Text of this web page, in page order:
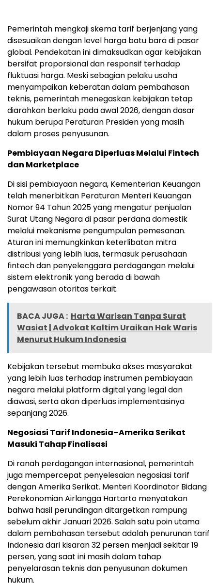
Pemerintah mengkaji skema tarif berjenjang yang
disesuaikan dengan level harga batu bara di pasar
global. Pendekatan ini dimaksudkan agar kebijakan
bersifat proporsional dan responsif terhadap
fluktuasi harga. Meski sebagian pelaku usaha
menyampaikan keberatan dalam pembahasan
teknis, pemerintah menegaskan kebijakan tetap
diarahkan berlaku pada awal 2026, dengan dasar
hukum berupa Peraturan Presiden yang masih
dalam proses penyusunan.
Pembiayaan Negara Diperluas Melalui Fintech
dan Marketplace
Di sisi pembiayaan negara, Kementerian Keuangan
telah menerbitkan Peraturan Menteri Keuangan
Nomor 94 Tahun 2025 yang mengatur penjualan
Surat Utang Negara di pasar perdana domestik
melalui mekanisme pengumpulan pemesanan.
Aturan ini memungkinkan keterlibatan mitra
distribusi yang lebih luas, termasuk perusahaan
fintech dan penyelenggara perdagangan melalui
sistem elektronik yang berada di bawah
pengawasan otoritas terkait.
BACA JUGA : Harta Warisan Tanpa Surat
Wasiat | Advokat Kaltim Uraikan Hak Waris
Menurut Hukum Indonesia
Kebijakan tersebut membuka akses masyarakat
yang lebih luas terhadap instrumen pembiayaan
negara melalui platform digital yang legal dan
diawasi, serta akan diperluas implementasinya
sepanjang 2026.
Negosiasi Tarif Indonesia–Amerika Serikat
Masuki Tahap Finalisasi
Di ranah perdagangan internasional, pemerintah
juga mempercepat penyelesaian negosiasi tarif
dengan Amerika Serikat. Menteri Koordinator Bidang
Perekonomian Airlangga Hartarto menyatakan
bahwa hasil perundingan ditargetkan rampung
sebelum akhir Januari 2026. Salah satu poin utama
dalam pembahasan tersebut adalah penurunan tarif
Indonesia dari kisaran 32 persen menjadi sekitar 19
persen, yang saat ini masih dalam tahap
penyelarasan teknis dan penyusunan dokumen
hukum.